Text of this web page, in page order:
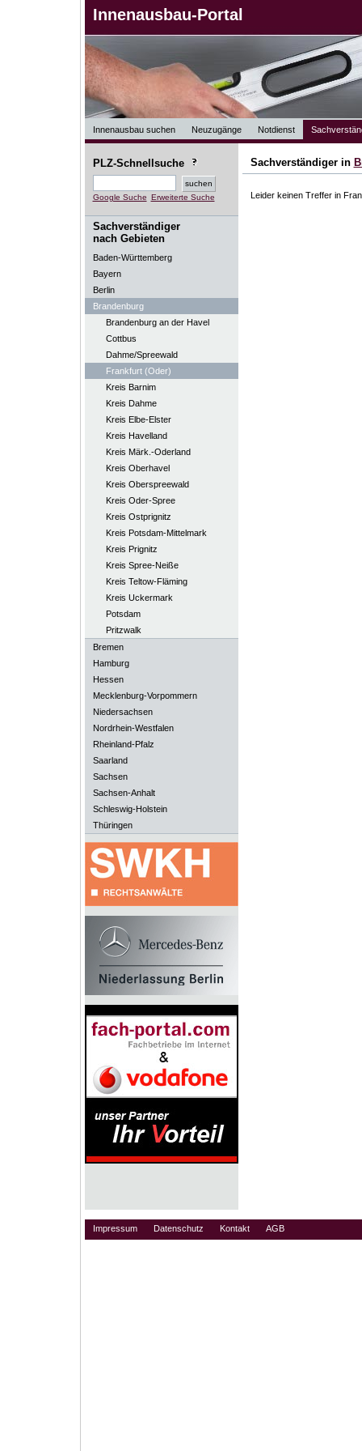
Innenausbau-Portal
Innenausbau suchen Neuzugänge Notdienst
PLZ-Schnellsuche
Google Suche Erweiterte Suche
Sachverständiger
nach Gebieten
Baden-Württemberg
Bayern
Berlin
Brandenburg
Brandenburg an der Havel
Cottbus
Dahme/Spreewald
Frankfurt (Oder)
Kreis Barnim
Kreis Dahme
Kreis Elbe-Elster
Kreis Havelland
Kreis Märk.-Oderland
Kreis Oberhavel
Kreis Oberspreewald
Kreis Oder-Spree
Kreis Ostprignitz
Kreis Potsdam-Mittelmark
Kreis Prignitz
Kreis Spree-Neiße
Kreis Teltow-Fläming
Kreis Uckermark
Potsdam
Pritzwalk
Bremen
Hamburg
Hessen
Mecklenburg-Vorpommern
Niedersachsen
Nordrhein-Westfalen
Rheinland-Pfalz
Saarland
Sachsen
Sachsen-Anhalt
Schleswig-Holstein
Thüringen
Sachverständiger in
Leider keinen Treffer in
Impressum Datenschutz Kontakt AGB